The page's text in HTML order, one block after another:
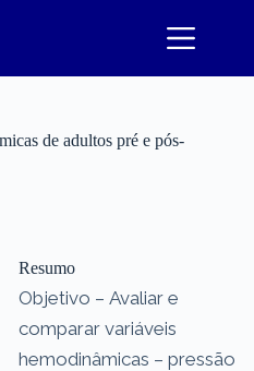
de adultos pré e pós-
Resumo
Objetivo – Avaliar e
comparar variáveis
hemodinâmicas – pressão